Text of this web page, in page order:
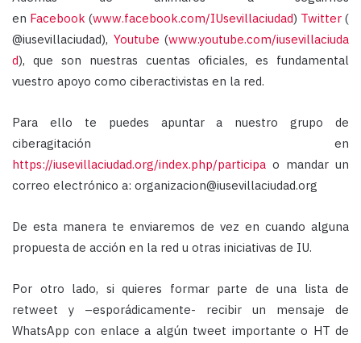
en Facebook (www.facebook.com/IUsevillaciudad) Twitter (
@iusevillaciudad), Youtube (www.youtube.com/iusevillaciuda
d), que son nuestras cuentas oficiales, es fundamental
vuestro apoyo como ciberactivistas en la red.
Para ello te puedes apuntar a nuestro grupo de
ciberagitación
en
https://iusevillaciudad.org/index.php/participa o mandar un
correo electrónico a: organizacion@iusevillaciudad.org
De esta manera te enviaremos de vez en cuando alguna
propuesta de acción en la red u otras iniciativas de IU.
Por otro lado, si quieres formar parte de una lista de
retweet y –esporádicamente- recibir un mensaje de
WhatsApp con enlace a algún tweet importante o HT de